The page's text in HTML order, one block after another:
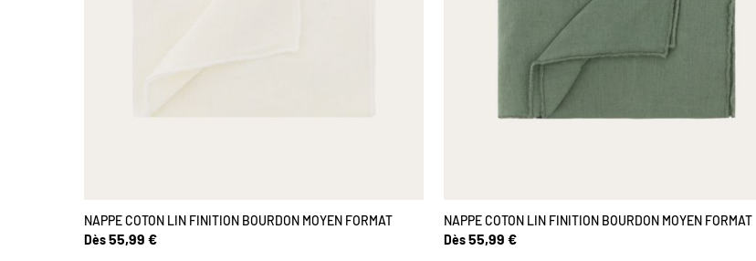
NAPPE COTON LIN FINITION BOURDON MOYEN FORMAT
Dès55,99 €
NAPPE COTON LIN FINITION BOURDON MOYEN FORMAT
Dès55,99 €